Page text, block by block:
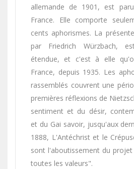
allemande de 1901, est
France. Elle comporte
cents aphorismes. La
par Friedrich Würzbach,
étendue, et c'est à elle
France, depuis 1935. Les
rassemblés couvrent une
premières réflexions de
sentiment et du désir,
et du Gai savoir, jusqu'aux
1888, L'Antéchrist et le
sont l'aboutissement du
toutes les valeurs".